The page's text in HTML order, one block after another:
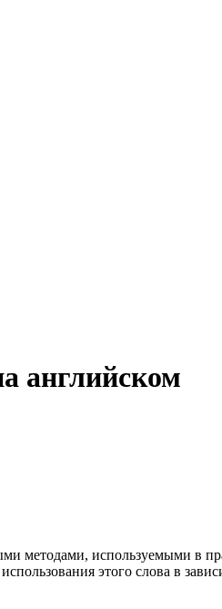
английском
методами, используемыми в
этого слова в